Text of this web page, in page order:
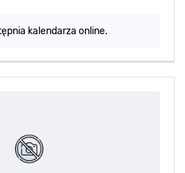
kalendarza online.